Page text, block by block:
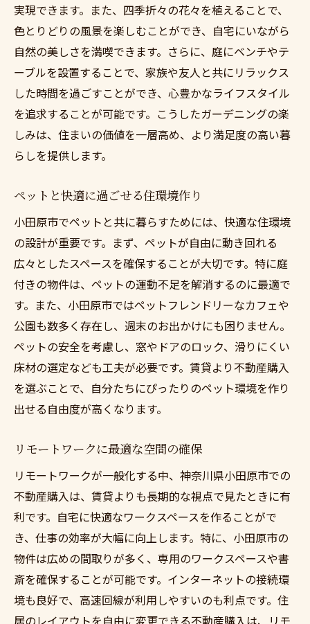
実現できます。また、四季折々の花々を植えることで、
色とりどりの風景を楽しむことができ、自宅にいながら
自然の美しさを満喫できます。さらに、庭にベンチやテ
ーブルを設置することで、家族や友人と共にリラックス
した時間を過ごすことができ、心豊かなライフスタイル
を追求することが可能です。こうしたガーデニングの楽
しみは、住まいの価値を一層高め、より満足度の高い暮
らしを提供します。
ペットと快適に過ごせる住環境作り
小田原市でペットと共に暮らすためには、快適な住環境
の設計が重要です。まず、ペットが自由に動き回れる
広々としたスペースを確保することが大切です。特に庭
付きの物件は、ペットの運動不足を解消するのに最適で
す。また、小田原市ではペットフレンドリーなカフェや
公園も数多く存在し、週末のお出かけにも困りません。
ペットの安全を考慮し、窓やドアのロック、滑りにくい
床材の選定なども工夫が必要です。賃貸より不動産購入
を選ぶことで、自分たちにぴったりのペット環境を作り
出せる自由度が高くなります。
リモートワークに最適な空間の確保
リモートワークが一般化する中、神奈川県小田原市での
不動産購入は、賃貸よりも長期的な視点で見たときに有
利です。自宅に快適なワークスペースを作ることがで
き、仕事の効率が大幅に向上します。特に、小田原市の
物件は広めの間取りが多く、専用のワークスペースや書
斎を確保することが可能です。インターネットの接続環
境も良好で、高速回線が利用しやすいのも利点です。住
居のレイアウトを自由に変更できる不動産購入は、リモ